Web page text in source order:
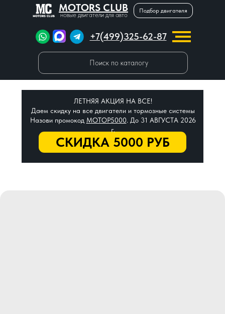
MOTORS CLUB
новые двигатели для авто
Подбор двигателя
+7(499)325-62-87
Поиск по каталогу
СКИДКА 5000 РУБ
ЛЕТНЯЯ АКЦИЯ НА ВСЕ!
Даем скидку на все двигатели и тормозные системы
Назови промокод МОТОР5000. До 31 АВГУСТА 2026
г.